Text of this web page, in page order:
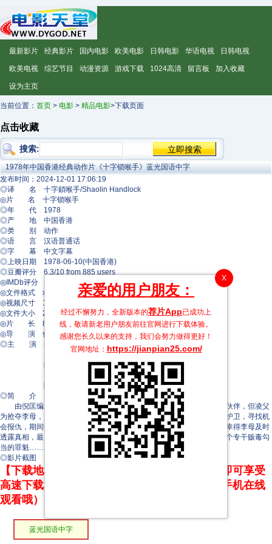
最新影片 经典影片 国内电影 欧美电影 日韩电影 华语电视 日韩电视
欧美电视 综艺节目 动漫资源 游戏下载 1024高清 留言板 加入收藏
设为主页
当前位置： 首页 > 电影 > 精品电影>下载页面
点击收藏
搜索:
X
亲爱的用户朋友：
经过不懈努力，全新版本的荐片App已成功上
线，敬请新老用户朋友前往官网进行下载体验。
感谢您长久以来的支持，我们会努力做得更好！
官网地址： https://jianpian25.com/
1978年中国香港经典动作片《十字锁喉手》蓝光国语中字
发布时间：2024-12-01 17:06:19
◎译 名 十字鎖喉手/Shaolin Handlock
◎片 名 十字锁喉手
◎年 代 1978
◎产 地 中国香港
◎类 别 动作
◎语 言 汉语普通话
◎字 幕 中文字幕
◎上映日期 1978-06-10(中国香港)
◎豆瓣评分 6.3/10 from 885 users
◎IMDb评分 6.1/10 from 321 users
◎文件格式 x264 + ACC
◎视频尺寸 1920 x 1080
◎文件大小 2069 MB
◎片 长 88 Mins
◎导 演 何梦华
◎主 演 姜大卫
詹森
◎简 介
由倪匡编剧，何梦华导演的功夫片。凌豪与李成鹰之父，原为合作伙伴，但凌父
为抢夺李母，竟施计导致李父家破人亡。李成鹰为报父仇，潜入凌家作护卫，寻找机
会报仇，期间李成鹰与失散兄长坤狮相遇，在互不知情下，手足相残，幸得李母及时
透露真相，最后误会冰释，兄弟俩同仇敌忾，既报仇又为社会诛灭了一个专干贩毒勾
当的罪魁……
◎影片截图
【下载地址】本站专属下载器：点击下方链接 即可享受
高速下载和在线播放 专治迅雷无法下载（支持手机在线
观看哦）
蓝光国语中字